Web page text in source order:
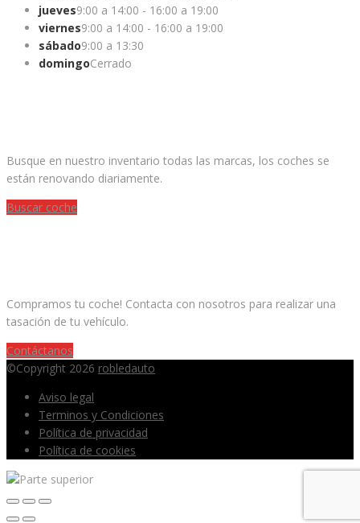
jueves9:00 a 14:00 - 16:00 a 19:00
viernes9:00 a 14:00 - 16:00 a 19:00
sábado9:00 a 13:30
domingoCerrado
Busque en nuestro inventario todas las marcas, los coches se
están renovando diariamente.
Buscar coche
Compramos tu coche! Contacta con nosotros para realizar una
tasación de tu vehículo.
Contáctanos
©Copyright 2026 robledauto
Aviso legal
Terminos y Condiciones
Política de privacidad
Política de cookies